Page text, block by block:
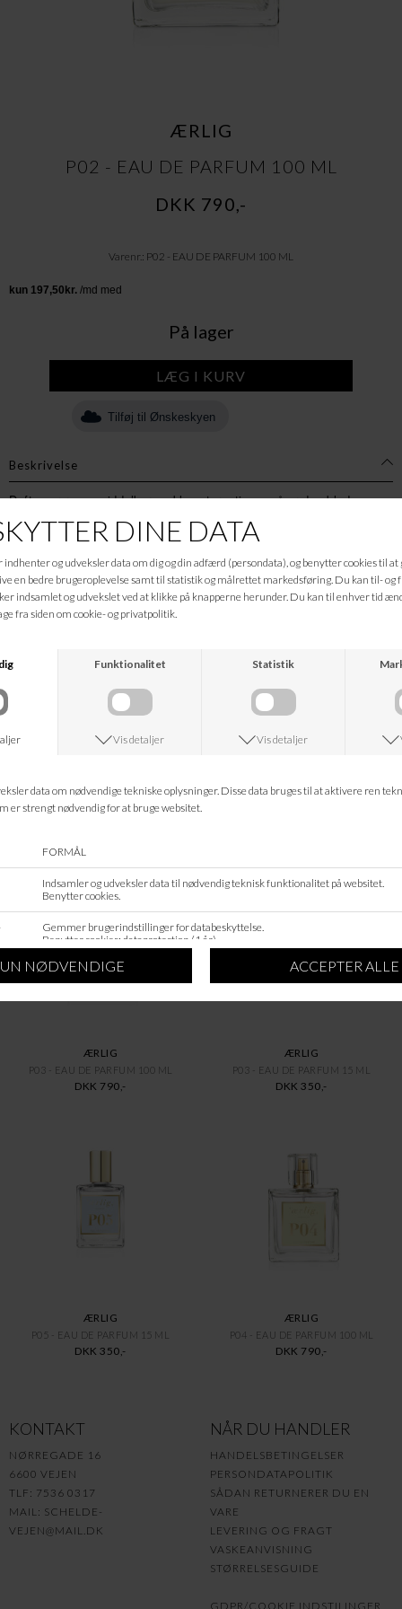
ÆRLIG
P02 - EAU DE PARFUM 100 ML
DKK 790,-
Varenr.: P02 - EAU DE PARFUM 100 ML
På lager
Tilføj til Ønskeskyen
Beskrivelse
Duften er ren, umiddelbar og blomsteragtig og så er den blød og
Rosen ledsages af lychee og jasmin samt af antydning af patchouli,
Ingrediensliste (INCI): fri for 72 allergener
Alcohol*, Parfum, Pogostemon Cablin Oil (0,45%), Tetramethyl
acetyloctahydro naphthalenes (0,3%), Linalyl Acetate (0,2 %),
(0,023%), Alpha-Damascone (0,005%), Damacone (0,0025%).
*Økologisk udenatureret alkohol udvundet af økologisk hvede.
Returret?
Spørg om varen Tip en ven
ANDRE KØBTE OGSÅ
ÆRLIG
P03 - EAU DE PARFUM 100 ML
DKK 790,-
ÆRLIG
P03 - EAU DE PARFUM 15 ML
DKK 350,-
ÆRLIG
P05 - EAU DE PARFUM 15 ML
DKK 350,-
ÆRLIG
P04 - EAU DE PARFUM 100 ML
DKK 790,-
KONTAKT
NØRREGADE 16
6600 VEJEN
TLF: 7536 0317
MAIL: SCHELDE-
VEJEN@MAIL.DK
NÅR DU HANDLER
HANDELSBETINGELSER
PERSONDATAPOLITIK
SÅDAN RETURNERER DU EN
VARE
LEVERING OG FRAGT
VASKEANVISNING
STØRRELSESGUIDE
GDPR/COOKIE INDSTILINGER